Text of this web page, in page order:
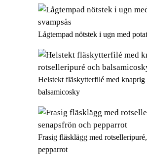
Lågtempad nötstek i ugn med
Helstekt fläskytterfilé med
balsamicosky
Frasig fläsklägg med
pepparrot